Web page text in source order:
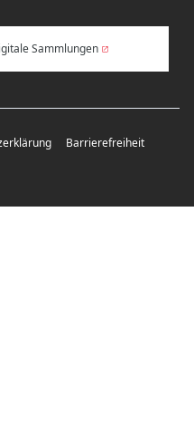
Sammlungen
Barrierefreiheit